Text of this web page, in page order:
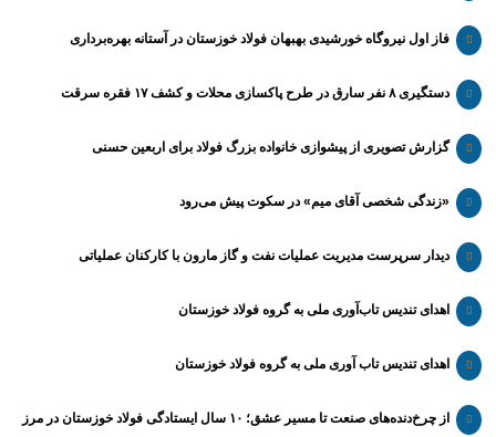
فاز اول نیروگاه خورشیدی بهبهان فولاد خوزستان در آستانه بهره‌برداری
دستگیری ۸ نفر سارق در طرح پاکسازی محلات و کشف ۱۷ فقره سرقت
گزارش تصویری از پیشوازی خانواده بزرگ فولاد برای اربعین حسنی
«زندگی شخصی آقای میم» در سکوت پیش می‌رود
دیدار سرپرست مدیریت عملیات نفت و گاز مارون با کارکنان عملیاتی
اهدای تندیس تاب‌آوری ملی به گروه فولاد خوزستان
اهدای تندیس تاب آوری ملی به گروه فولاد خوزستان
از چرخ‌دنده‌های صنعت تا مسیر عشق؛ ۱۰ سال ایستادگی فولاد خوزستان در مرز